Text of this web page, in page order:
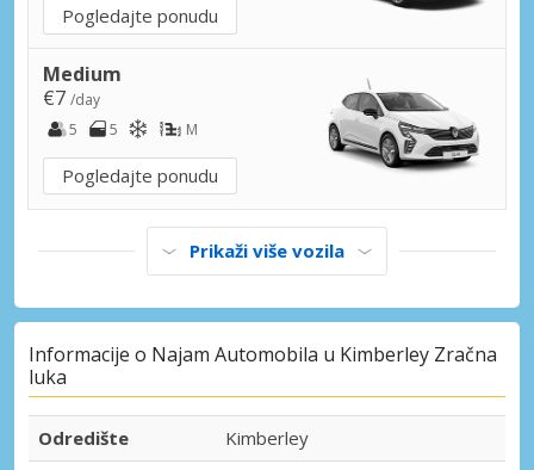
Pogledajte ponudu
Medium
€7 /day
5
5 M
Pogledajte ponudu
Prikaži više vozila
Informacije o Najam Automobila u Kimberley Zračna
luka
Odredište
Kimberley